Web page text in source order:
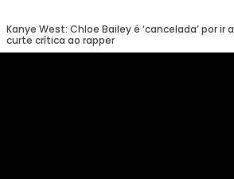
Kanye West: Chloe Bailey é ‘cancelada’ por ir
curte crítica ao rapper